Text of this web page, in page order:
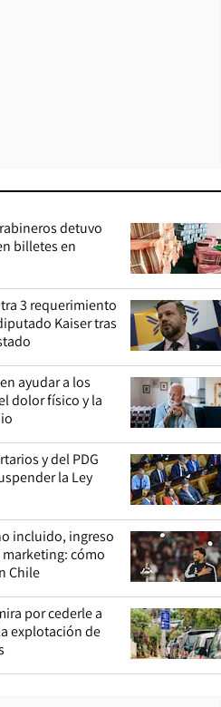
detuvo
billetes en
3 requerimiento
Kaiser tras
ayudar a los
dolor físico y la
y del PDG
la Ley
incluido, ingreso
cómo
Chile
por cederle a
explotación de